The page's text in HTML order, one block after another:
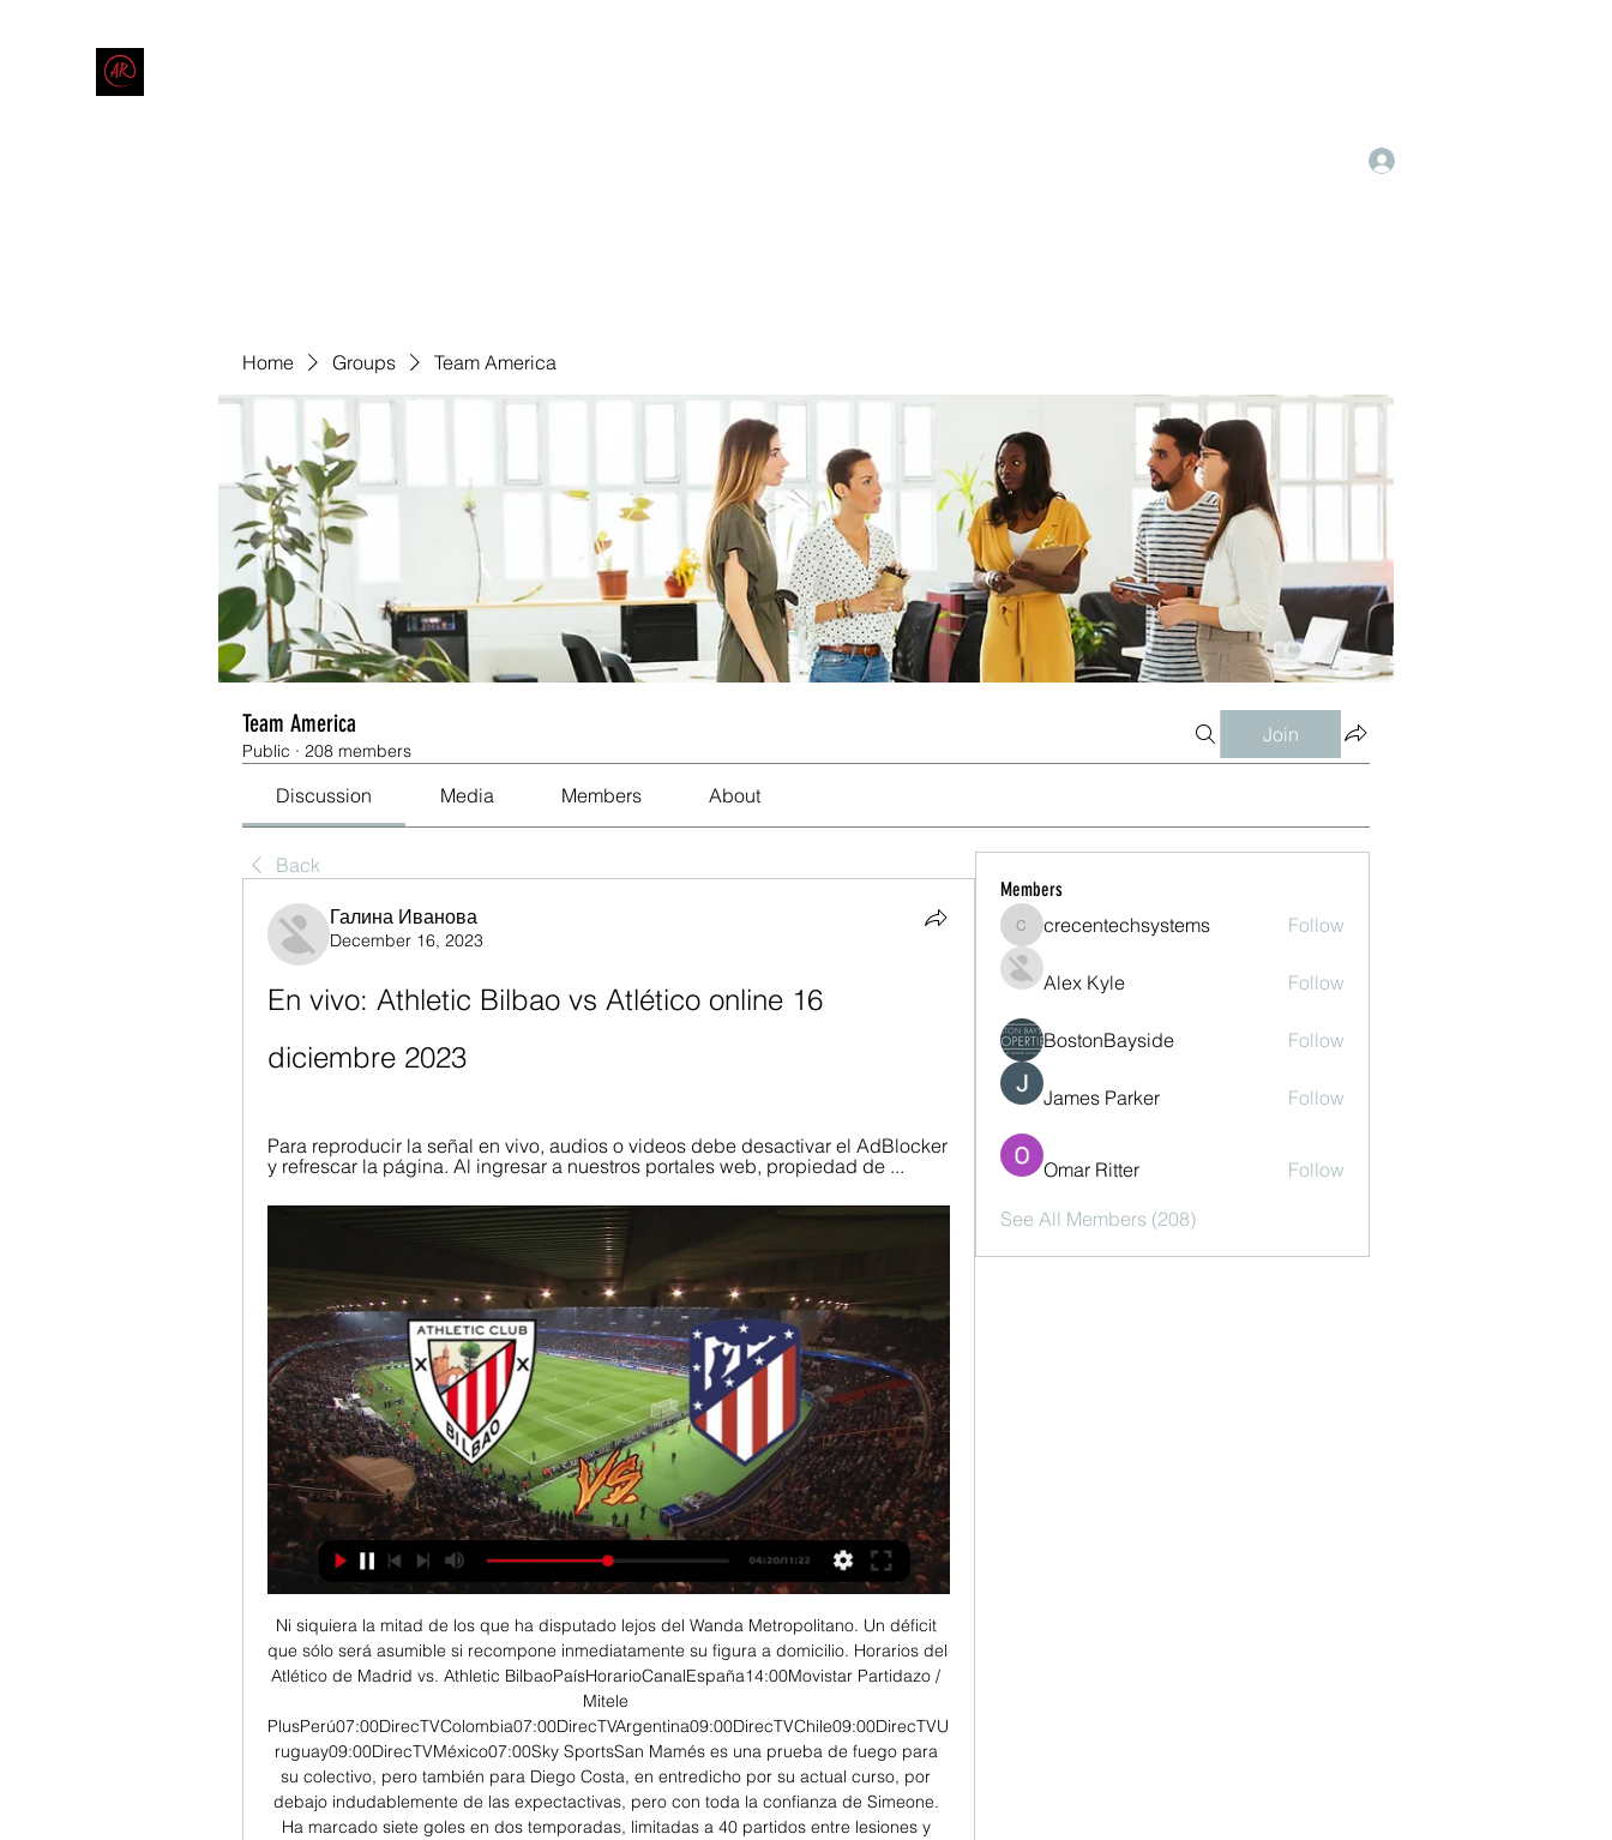
Home Groups Team America
Team America
Public · 208 members
Join
Discussion Media Members About
Back
Галина Иванова
December 16, 2023
En vivo: Athletic Bilbao vs Atlético online 16
diciembre 2023
Para reproducir la señal en vivo, audios o videos debe desactivar el AdBlocker
y refrescar la página. Al ingresar a nuestros portales web, propiedad de ...
Ni siquiera la mitad de los que ha disputado lejos del Wanda Metropolitano. Un déficit
que sólo será asumible si recompone inmediatamente su figura a domicilio. Horarios del
Atlético de Madrid vs. Athletic BilbaoPaísHorarioCanalEspaña14:00Movistar Partidazo /
Mitele
PlusPerú07:00DirecTVColombia07:00DirecTVArgentina09:00DirecTVChile09:00DirecTVU
ruguay09:00DirecTVMéxico07:00Sky SportsSan Mamés es una prueba de fuego para
su colectivo, pero también para Diego Costa, en entredicho por su actual curso, por
debajo indudablemente de las expectactivas, pero con toda la confianza de Simeone.
Ha marcado siete goles en dos temporadas, limitadas a 40 partidos entre lesiones y
Members
crecentechsystems
crecentechsystems Follow
Alex Kyle Follow
BostonBayside Follow
James Parker Follow
Omar Ritter Follow
See All Members (208)